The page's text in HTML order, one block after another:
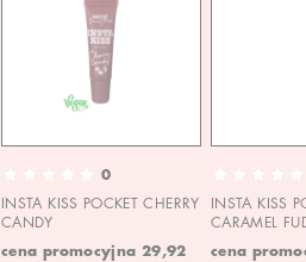
0
INSTA KISS POCKET CHERRY
CANDY
cena promocyjna 29,92
INSTA KISS
CARAMEL
cena